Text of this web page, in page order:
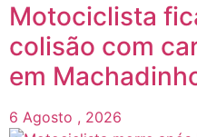
Motociclista
colisão com
em
6 Agosto , 2026